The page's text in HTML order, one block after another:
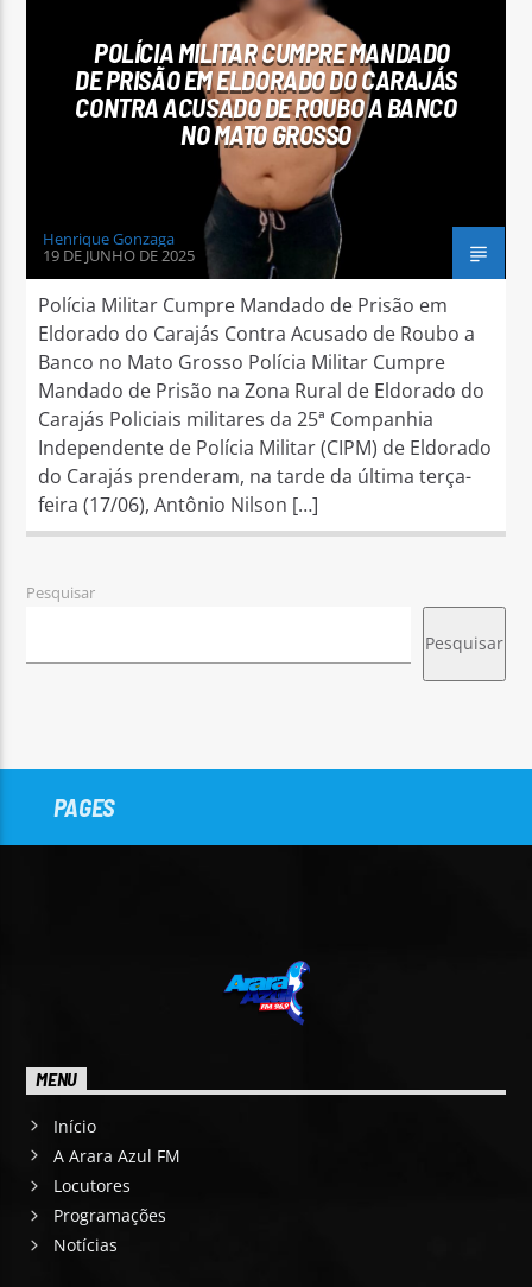
Arara Azul FM
POLÍCIA MILITAR CUMPRE MANDADO
DE PRISÃO EM ELDORADO DO CARAJÁS
CONTRA ACUSADO DE ROUBO A BANCO
NO MATO GROSSO
Henrique Gonzaga
19 DE JUNHO DE 2025
Polícia Militar Cumpre Mandado de Prisão em
Eldorado do Carajás Contra Acusado de Roubo a
Banco no Mato Grosso Polícia Militar Cumpre
Mandado de Prisão na Zona Rural de Eldorado do
Carajás Policiais militares da 25ª Companhia
Independente de Polícia Militar (CIPM) de Eldorado
do Carajás prenderam, na tarde da última terça-
feira (17/06), Antônio Nilson […]
Pesquisar
Pesquisar
PAGES
MENU
Início
A Arara Azul FM
Locutores
Programações
Notícias